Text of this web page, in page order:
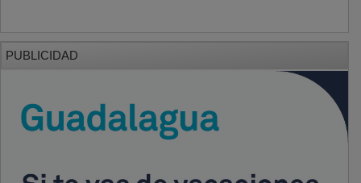
PUBLICIDAD